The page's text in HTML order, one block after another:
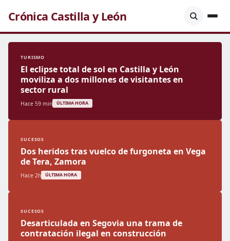
Crónica Castilla y León
TURISMO
El eclipse total de sol en Castilla y León
moviliza a dos millones de visitantes en
sector rural
Hace 59 min ÚLTIMA HORA
SUCESOS
Dos heridos tras vuelco de furgoneta en Vega
de Tera, Zamora
Hace 2h ÚLTIMA HORA
SUCESOS
Desarticulada en Segovia una trama de
contratación ilegal en construcción